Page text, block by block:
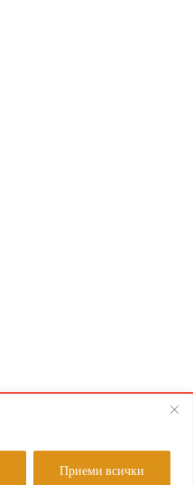
Приеми всички